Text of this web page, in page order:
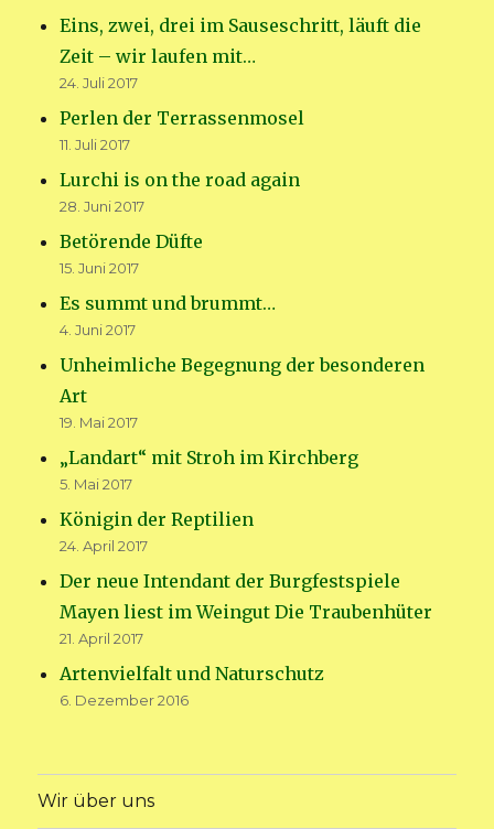
Eins, zwei, drei im Sauseschritt, läuft die
Zeit – wir laufen mit…
24. Juli 2017
Perlen der Terrassenmosel
11. Juli 2017
Lurchi is on the road again
28. Juni 2017
Betörende Düfte
15. Juni 2017
Es summt und brummt…
4. Juni 2017
Unheimliche Begegnung der besonderen
Art
19. Mai 2017
„Landart“ mit Stroh im Kirchberg
5. Mai 2017
Königin der Reptilien
24. April 2017
Der neue Intendant der Burgfestspiele
Mayen liest im Weingut Die Traubenhüter
21. April 2017
Artenvielfalt und Naturschutz
6. Dezember 2016
Wir über uns